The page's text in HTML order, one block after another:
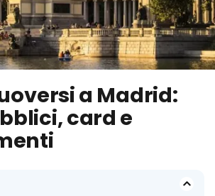
a Madrid:
card e